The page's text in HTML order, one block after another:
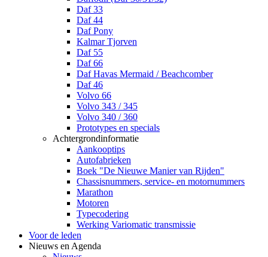
Daf 33
Daf 44
Daf Pony
Kalmar Tjorven
Daf 55
Daf 66
Daf Havas Mermaid / Beachcomber
Daf 46
Volvo 66
Volvo 343 / 345
Volvo 340 / 360
Prototypes en specials
Achtergrondinformatie
Aankooptips
Autofabrieken
Boek "De Nieuwe Manier van Rijden"
Chassisnummers, service- en motornummers
Marathon
Motoren
Typecodering
Werking Variomatic transmissie
Voor de leden
Nieuws en Agenda